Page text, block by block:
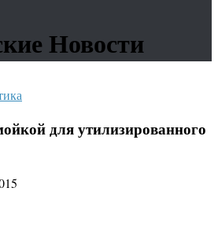
Новости
для утилизированного